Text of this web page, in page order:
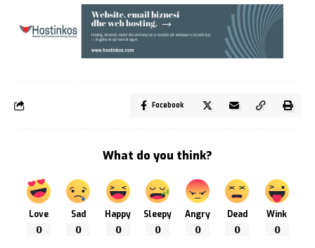
Facebook
What do you think?
Love
0
Sad
0
Happy
0
Sleepy
0
Angry
0
Dead
0
Wink
0